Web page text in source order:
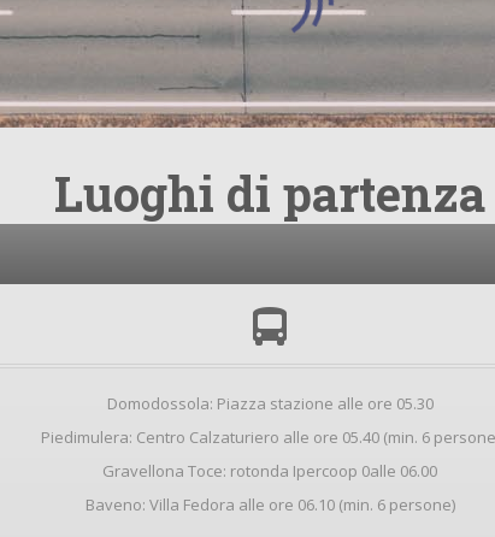
Luoghi di partenza
Domodossola: Piazza stazione alle ore 05.30
Piedimulera: Centro Calzaturiero alle ore 05.40 (min. 6
Gravellona Toce: rotonda Ipercoop 0alle 06.00
Baveno: Villa Fedora alle ore 06.10 (min. 6 persone)
Privacy Policy
da parte di questo sito, di comunicazioni informative e